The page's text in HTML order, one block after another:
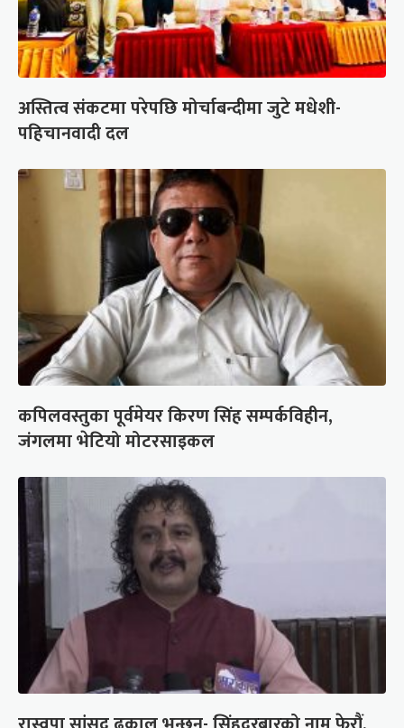
अस्तित्व संकटमा परेपछि मोर्चाबन्दीमा जुटे मधेशी-
पहिचानवादी दल
कपिलवस्तुका पूर्वमेयर किरण सिंह सम्पर्कविहीन,
जंगलमा भेटियो मोटरसाइकल